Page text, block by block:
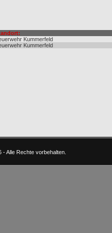
Kummerfeld
Kummerfeld
Alle Rechte vorbehalten.